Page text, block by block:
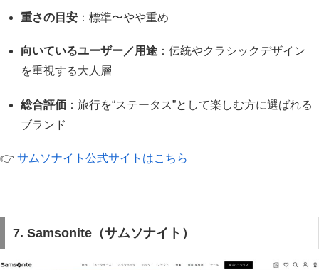
重さの目安 ：標準〜やや重め
向いているユーザー／用途 ：伝統やクラシックデザイン
を重視する大人層
総合評価 ：旅行を“ステータス”として楽しむ方に選ばれる
ブランド
👉 サムソナイト公式サイトはこちら
7. Samsonite（サムソナイト）